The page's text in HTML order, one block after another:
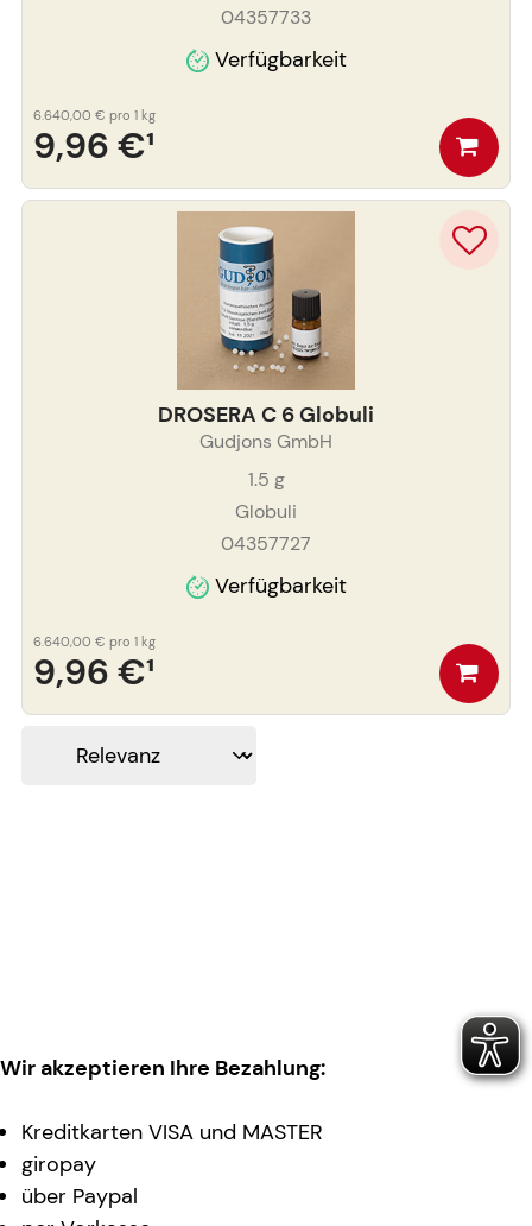
04357733
Verfügbarkeit
9,96 €¹
6.640,00 € pro 1 kg
DROSERA C 6 Globuli
Gudjons GmbH
1.5 g
Globuli
04357727
Verfügbarkeit
9,96 €¹
6.640,00 € pro 1 kg
Wir akzeptieren Ihre Bezahlung:
Kreditkarten VISA und MASTER
giropay
über Paypal